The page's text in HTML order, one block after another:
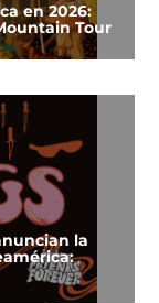
en 2026:
Tour
la